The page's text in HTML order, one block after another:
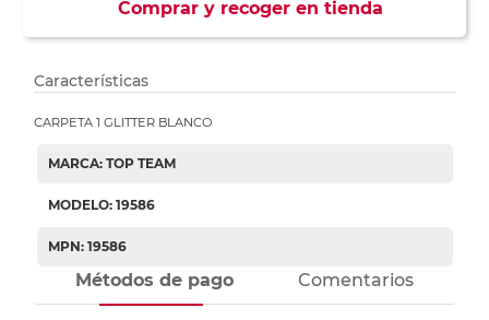
Comprar y recoger en tienda
Características
CARPETA 1 GLITTER BLANCO
MARCA: TOP TEAM
MODELO: 19586
MPN: 19586
Métodos de pago Comentarios